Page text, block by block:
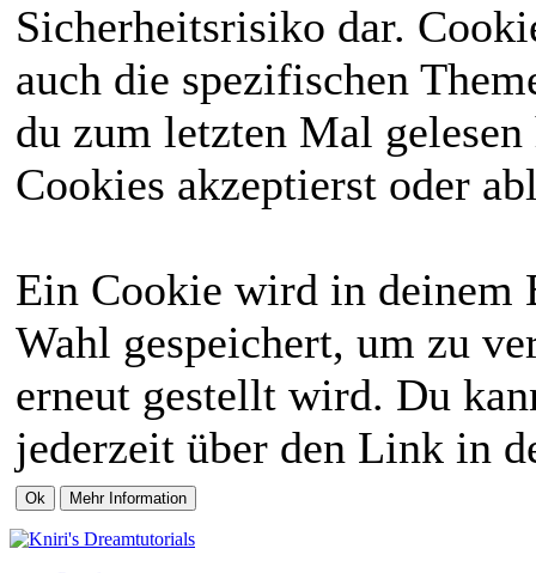
Sicherheitsrisiko dar.
auch die spezifischen
du zum letzten Mal
Cookies akzeptierst oder
Ein Cookie wird in deinem
Wahl gespeichert, um zu
erneut gestellt wird. Du
jederzeit über den Link in